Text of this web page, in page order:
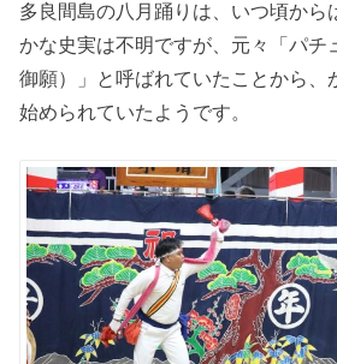
多良間島の八月踊りは、いつ頃から
かな史実は不明ですが、元々「パチ
御願）」と呼ばれていたことから、
始められていたようです。